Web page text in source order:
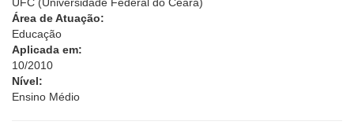
Área de Atuação:
Educação
Aplicada em:
10/2010
Nível:
Ensino Médio